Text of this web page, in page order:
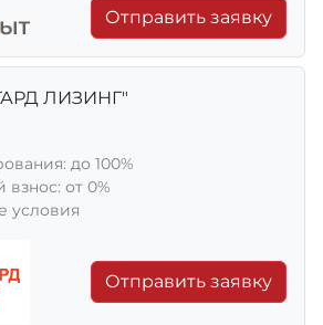
Отправить заявку
ЛИЗИНГ"
до 100%
от 0%
условия
Отправить заявку